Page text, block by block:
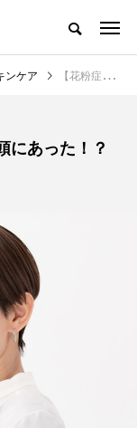
ンケア 【花粉症の目のかゆみ】原因は目頭にあった！？シャレコで出来る簡単ケア
にあった！？